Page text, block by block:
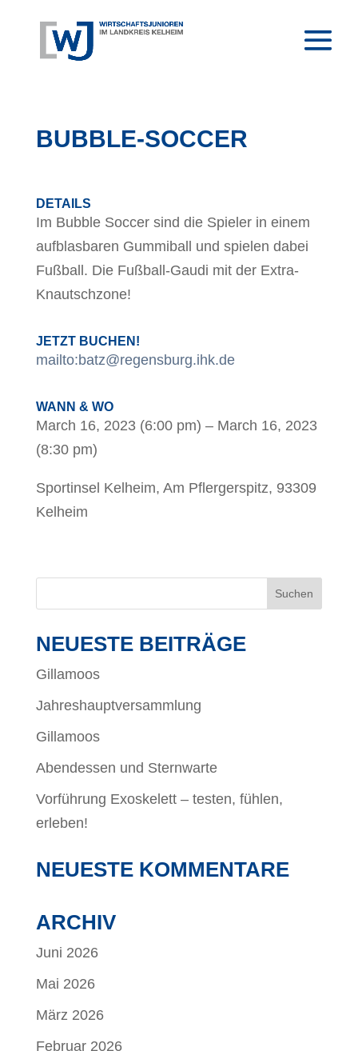
BUBBLE-SOCCER
DETAILS
Im Bubble Soccer sind die Spieler in einem
aufblasbaren Gummiball und spielen dabei
Fußball. Die Fußball-Gaudi mit der Extra-
Knautschzone!
JETZT BUCHEN!
mailto:batz@regensburg.ihk.de
WANN & WO
March 16, 2023 (6:00 pm) – March 16, 2023
(8:30 pm)
Sportinsel Kelheim, Am Pflergerspitz, 93309
Kelheim
NEUESTE BEITRÄGE
Gillamoos
Jahreshauptversammlung
Gillamoos
Abendessen und Sternwarte
Vorführung Exoskelett – testen, fühlen,
erleben!
NEUESTE KOMMENTARE
ARCHIV
Juni 2026
Mai 2026
März 2026
Februar 2026